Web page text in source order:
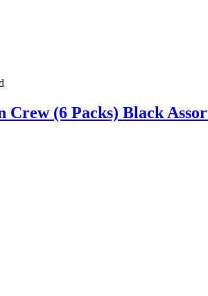
Crew (6 Packs) Black